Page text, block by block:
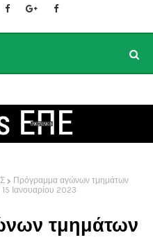
Πρόγραμμα αγώνων τμημάτων
Ιανουαρίου 2023
τμημάτων